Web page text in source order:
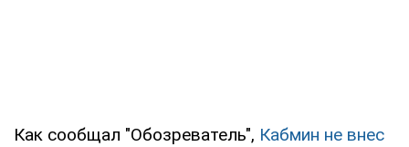
Как сообщал "Обозреватель", Кабмин не внес